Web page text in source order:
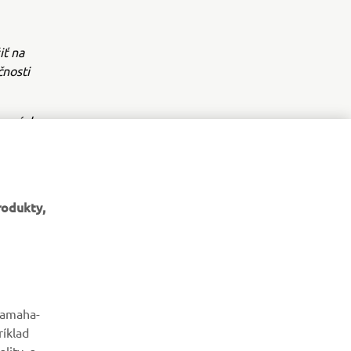
na
špeciálnych akciách, nových verziách a mnoho ďalšieho